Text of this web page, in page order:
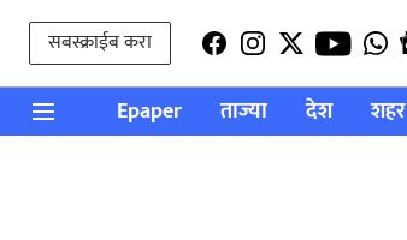
सबस्क्राईब करा
Epaper ताज्या देश शहर